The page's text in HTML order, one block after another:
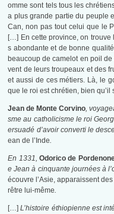
omme sont tels tous les
a plus grande partie du peuple
Can, non pas tout celui que le
[…] En cette province, on trouve
s abondante et de bonne
beaucoup de camelot en poil
vent de leurs troupeaux et des
et aussi de ces métiers. Là, le
que le roi est chrétien, bien
Jean de Monte Corvino,
sme au catholicisme le roi
ersuadé d’avoir converti le
ean de l’Inde.
En 1331,Odorico de
e Jean à cinquante journées à
écouvre l’Asie, apparaissent
rêtre lui-même.
[…] L’histoire éthiopienne est